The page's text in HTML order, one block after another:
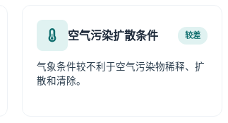
空气污染扩散条件 较差
气象条件较不利于空气污染物稀释、扩
散和清除。